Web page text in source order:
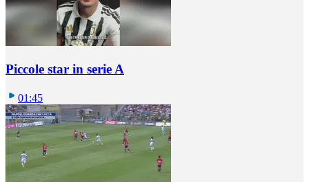
Piccole star in serie A
01:45